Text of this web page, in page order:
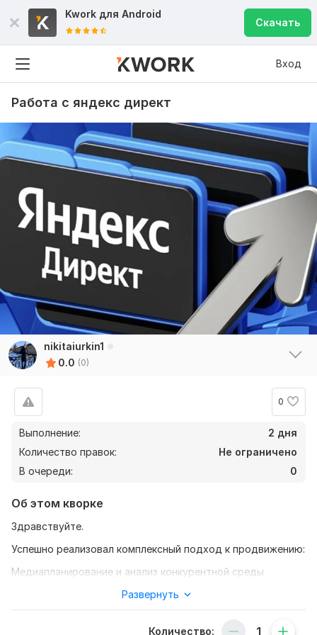
Kwork для Android
Скачать
Вход
Работа с яндекс директ
nikitaiurkin1
0.0 (0)
0
Выполнение:
2 дня
Количество правок:
Не ограничено
В очереди:
0
Об этом кворке
Здравствуйте.
Успешно реализовал комплексный подход к продвижению:
Медиапланирование и анализ конкурентной среды
Разработка семантического ядра и создание эффективных
Аналитика и отчетность с построением сводных отчетов
Развернуть
Количество: